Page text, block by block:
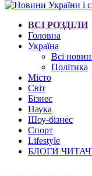
ВСІ РОЗДІЛИ
Головна
Україна
Всі
Політика
Місто
Світ
Бізнес
Наука
Шоу-бізнес
Спорт
Lifestyle
БЛОГИ